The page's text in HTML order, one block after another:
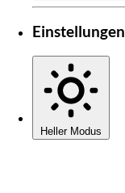
Einstellungen
Heller Modus